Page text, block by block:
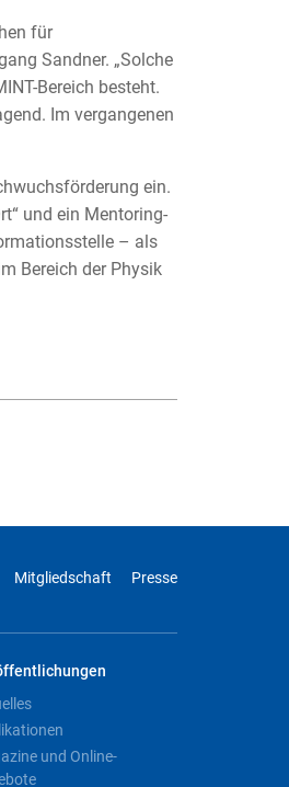
für
Sandner. „Solche
Bereich besteht.
Im vergangenen
ein.
und ein Mentoring-
– als
Bereich der Physik
Mitgliedschaft Presse
und Online-